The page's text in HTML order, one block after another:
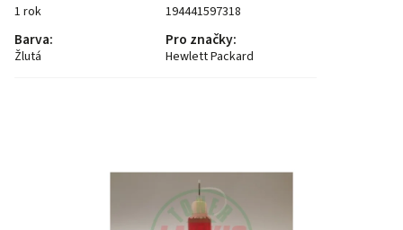
1 rok 194441597318
Barva:
Žlutá
Pro značky:
Hewlett Packard